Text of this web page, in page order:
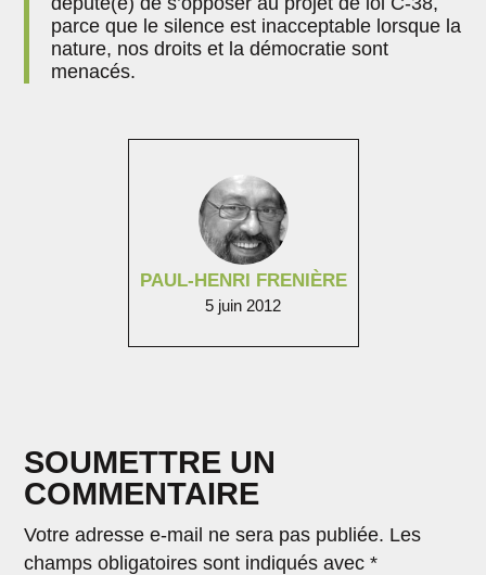
PAUL-HENRI FRENIÈRE
5 juin 2012
parce que le silence est inacceptable lorsque la
nature, nos droits et la démocratie sont
menacés.
SOUMETTRE UN
COMMENTAIRE
Votre adresse e-mail ne sera pas publiée. Les
champs obligatoires sont indiqués avec*